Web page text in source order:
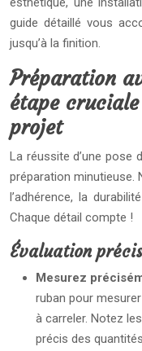
guide détaillé vous
jusqu’à la finition.
Préparation
étape
projet
La réussite d’une pose
préparation minutieuse.
l’adhérence, la
Chaque détail compte !
Évaluation
Mesurez
ruban pour
à carreler. Notez
précis des